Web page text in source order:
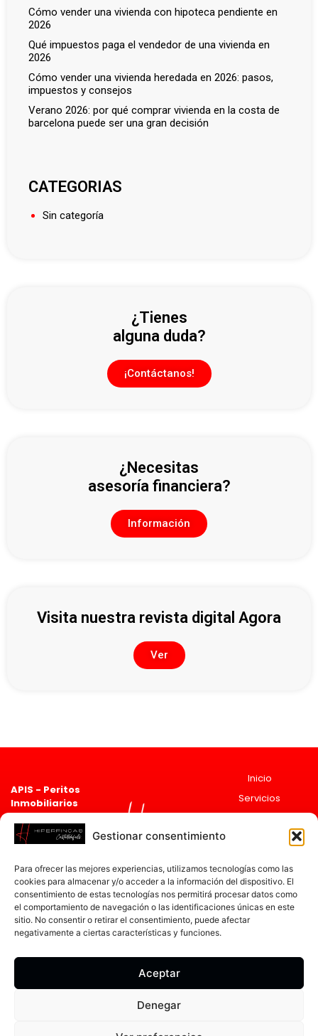
Gestionar consentimiento
Para ofrecer las mejores experiencias, utilizamos tecnologías como las
cookies para almacenar y/o acceder a la información del dispositivo. El
consentimiento de estas tecnologías nos permitirá procesar datos como
el comportamiento de navegación o las identificaciones únicas en este
sitio. No consentir o retirar el consentimiento, puede afectar
negativamente a ciertas características y funciones.
Aceptar
Denegar
cómo vender una vivienda con hipoteca pendiente en
2026
qué impuestos paga el vendedor de una vivienda en
2026
cómo vender una vivienda heredada en 2026: pasos,
impuestos y consejos
verano 2026: por qué comprar vivienda en la costa de
barcelona puede ser una gran decisión
CATEGORIAS
Sin categoría
¿Tienes
alguna duda?
¡Contáctanos!
¿Necesitas
asesoría financiera?
Información
Visita nuestra revista digital Agora
Ver
APIS - Peritos
Inmobiliarios
Asociado 2835
Registro de agentes
Inmobiliarios de
12597
Ronda de
Ramón Otero
Pedrayo, 30,
08860
hiperfincas.castelldefels@hiperfincas.com
Inicio
Servicios
Contacto